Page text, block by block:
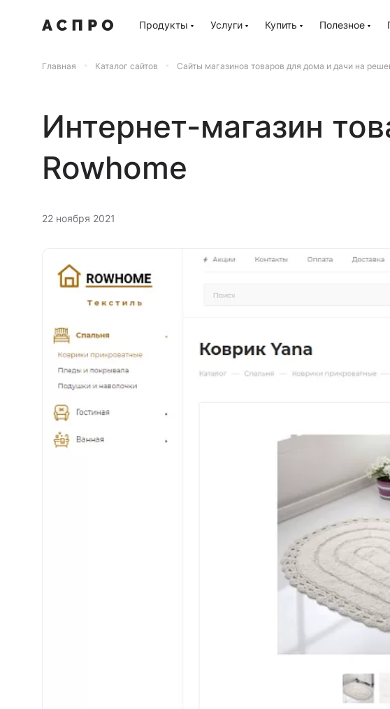
Продукты Услуги Купить Полезное
Главная Каталог сайтов Сайты магазинов товаров для дома и дачи на
Интернет-магазин
Rowhome
22 ноября 2021